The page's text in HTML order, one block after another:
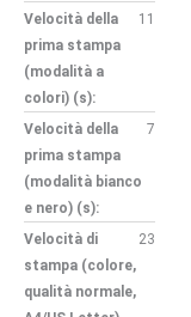
Velocità della
prima stampa
(modalità a
colori) (s):
11
Velocità della
prima stampa
(modalità bianco
e nero) (s):
7
Velocità di
stampa (colore,
qualità normale,
23